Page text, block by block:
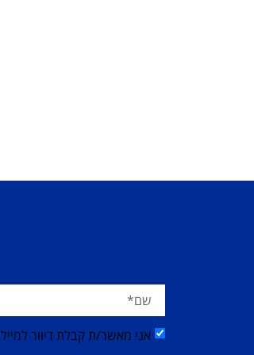
אני מאשר/ת קבלת דיוור למייל